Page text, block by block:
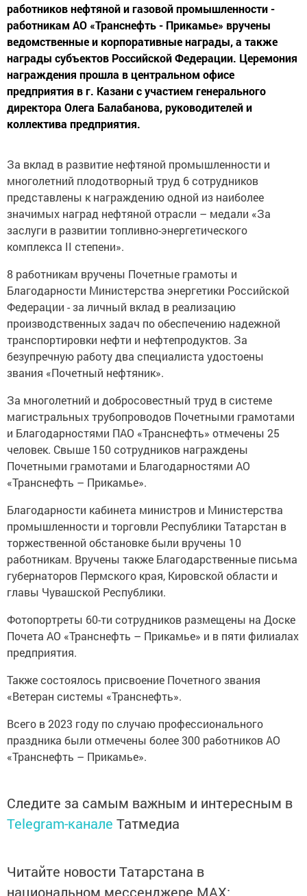
работников нефтяной и газовой промышленности -
работникам АО «Транснефть - Прикамье» вручены
ведомственные и корпоративные награды, а также
награды субъектов Российской Федерации. Церемония
награждения прошла в центральном офисе
предприятия в г. Казани с участием генерального
директора Олега Балабанова, руководителей и
коллектива предприятия.
За вклад в развитие нефтяной промышленности и
многолетний плодотворный труд 6 сотрудников
представлены к награждению одной из наиболее
значимых наград нефтяной отрасли – медали «За
заслуги в развитии топливно-энергетического
комплекса II степени».
8 работникам вручены Почетные грамоты и
Благодарности Министерства энергетики Российской
Федерации - за личный вклад в реализацию
производственных задач по обеспечению надежной
транспортировки нефти и нефтепродуктов. За
безупречную работу два специалиста удостоены
звания «Почетный нефтяник».
За многолетний и добросовестный труд в системе
магистральных трубопроводов Почетными грамотами
и Благодарностями ПАО «Транснефть» отмечены 25
человек. Свыше 150 сотрудников награждены
Почетными грамотами и Благодарностями АО
«Транснефть – Прикамье».
Благодарности кабинета министров и Министерства
промышленности и торговли Республики Татарстан в
торжественной обстановке были вручены 10
работникам. Вручены также Благодарственные письма
губернаторов Пермского края, Кировской области и
главы Чувашской Республики.
Фотопортреты 60-ти сотрудников размещены на Доске
Почета АО «Транснефть – Прикамье» и в пяти филиалах
предприятия.
Также состоялось присвоение Почетного звания
«Ветеран системы «Транснефть».
Всего в 2023 году по случаю профессионального
праздника были отмечены более 300 работников АО
«Транснефть – Прикамье».
Следите за самым важным и интересным в
Telegram-канале Татмедиа
Читайте новости Татарстана в
национальном мессенджере MАХ: